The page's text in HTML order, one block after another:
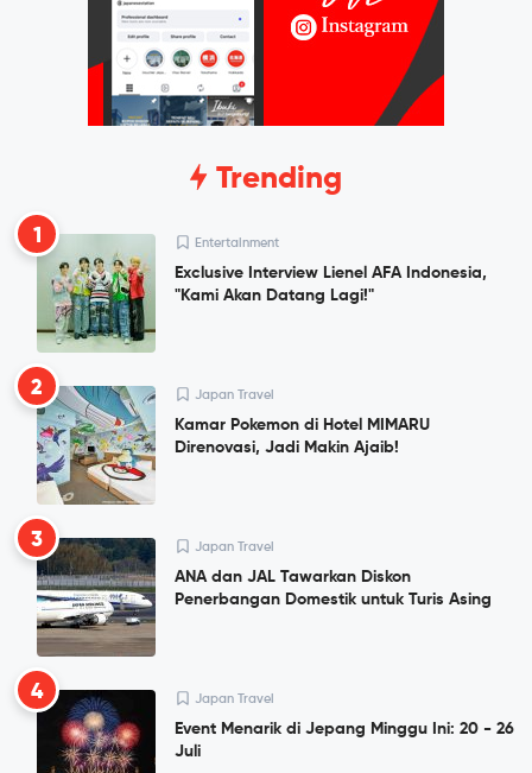
Trending
1 Entertainment
Exclusive Interview Lienel AFA Indonesia,
"Kami Akan Datang Lagi!"
2 Japan Travel
Kamar Pokemon di Hotel MIMARU
Direnovasi, Jadi Makin Ajaib!
3 Japan Travel
ANA dan JAL Tawarkan Diskon
Penerbangan Domestik untuk Turis Asing
4 Japan Travel
Event Menarik di Jepang Minggu Ini: 20 - 26
Juli